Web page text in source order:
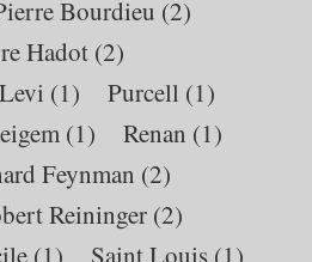
Bourdieu (2)
Hadot (2)
(1) Purcell (1)
(1) Renan (1)
Feynman (2)
Reininger (2)
(1) Saint Louis (1)